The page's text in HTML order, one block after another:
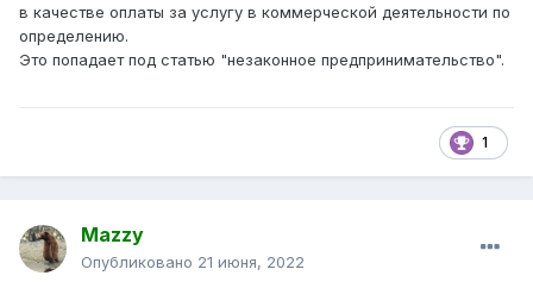
в качестве оплаты за услугу в коммерческой деятельности по
определению.
Это попадает под статью "незаконное предпринимательство".
1
Mazzy
Опубликовано 21 июня, 2022